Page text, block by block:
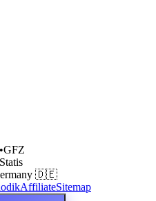
•GFZ
🇩🇪
AffiliateSitemap